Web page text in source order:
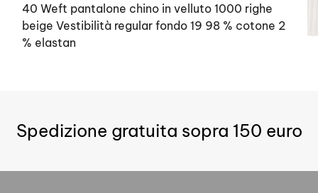
40 Weft pantalone chino in velluto 1000 righe
beige Vestibilità regular fondo 19 98 % cotone 2
% elastan
Spedizione gratuita sopra 150 euro